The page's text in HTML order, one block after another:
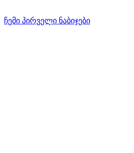
ჩემი პირველი ნაბიჯები